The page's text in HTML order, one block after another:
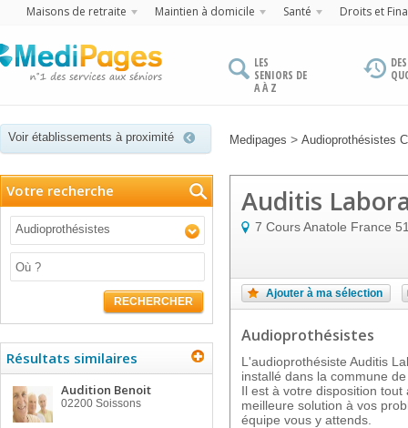
Maisons de retraite Maintien à domicile Santé Droits et
LES
SENIORS DE
A À Z
Voir établissements à proximité Medipages > Audioprothésistes
Votre recherche
Audioprothésistes
RECHERCHER
Résultats similaires
Audition Benoit
02200 Soissons
Auditis
7 Cours Anatole France
Ajouter à ma sélection
Audioprothésistes
L'audioprothésiste Auditis
installé dans la commune
Il est à votre disposition
meilleure solution à vos
équipe vous y attends.